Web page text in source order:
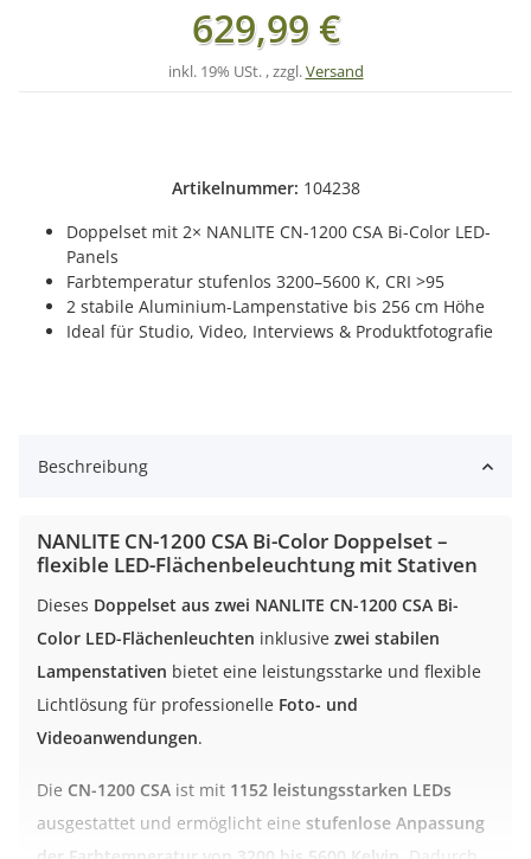
Artikelnummer: 104238
Doppelset mit 2× NANLITE CN-1200 CSA Bi-Color LED-
Panels
Farbtemperatur stufenlos 3200–5600 K, CRI >95
2 stabile Aluminium-Lampenstative bis 256 cm Höhe
Ideal für Studio, Video, Interviews & Produktfotografie
629,99 €
inkl. 19% USt. , zzgl.Versand
Beschreibung
NANLITE CN-1200 CSA Bi-Color Doppelset –
flexible LED-Flächenbeleuchtung mit Stativen
Dieses Doppelset aus zwei NANLITE CN-1200 CSA Bi-
Color LED-Flächenleuchten inklusive zwei stabilen
Lampenstativen bietet eine leistungsstarke und flexible
Lichtlösung für professionelle Foto- und
Videoanwendungen.
Die CN-1200 CSA ist mit 1152 leistungsstarken LEDs
ausgestattet und ermöglicht eine stufenlose Anpassung